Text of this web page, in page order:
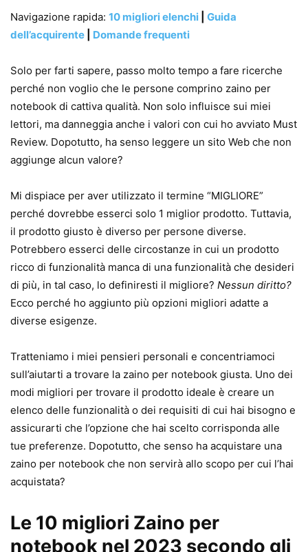
Navigazione rapida: 10 migliori elenchi
Guida
dell’acquirente
Domande frequenti
Solo per farti sapere, passo molto tempo a fare ricerche
perché non voglio che le persone comprino zaino per
notebook di cattiva qualità. Non solo influisce sui miei
lettori, ma danneggia anche i valori con cui ho avviato Must
Review. Dopotutto, ha senso leggere un sito Web che non
aggiunge alcun valore?
Mi dispiace per aver utilizzato il termine “MIGLIORE”
perché dovrebbe esserci solo 1 miglior prodotto. Tuttavia,
il prodotto giusto è diverso per persone diverse.
Potrebbero esserci delle circostanze in cui un prodotto
ricco di funzionalità manca di una funzionalità che desideri
di più, in tal caso, lo definiresti il ​​migliore? Nessun diritto?
Ecco perché ho aggiunto più opzioni migliori adatte a
diverse esigenze.
Tratteniamo i miei pensieri personali e concentriamoci
sull’aiutarti a trovare la zaino per notebook giusta. Uno dei
modi migliori per trovare il prodotto ideale è creare un
elenco delle funzionalità o dei requisiti di cui hai bisogno e
assicurarti che l’opzione che hai scelto corrisponda alle
tue preferenze. Dopotutto, che senso ha acquistare una
zaino per notebook che non servirà allo scopo per cui l’hai
acquistata?
Le 10 migliori Zaino per
notebook nel 2023 secondo gli